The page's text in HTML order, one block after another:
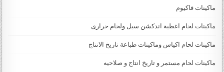
ماكينات فاكيوم
ماكينات لحام اغطية اندكشن سيل ولحام حرارى
ماكينات لحام اكياس وماكينات طباعة تاريخ الانتاج
ماكينات لحام مستمر و تاريخ انتاج و صلاحيه